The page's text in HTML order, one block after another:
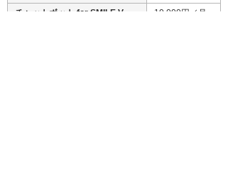
チャットボット for SMILE V
10,000円／月